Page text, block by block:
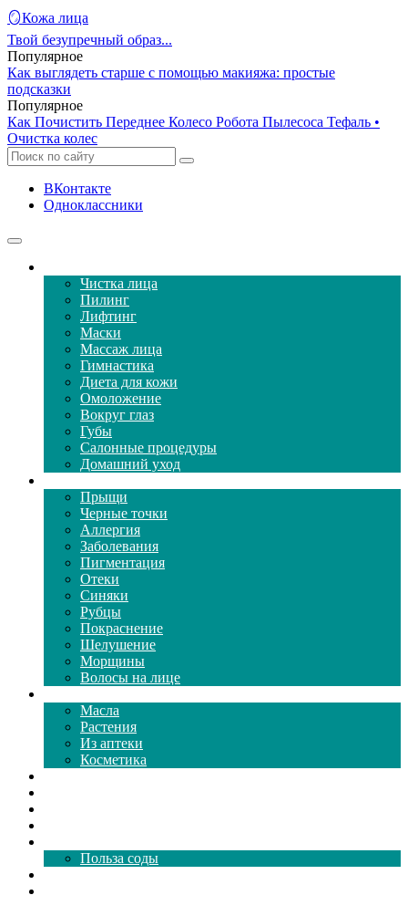
🪞Кожа лица
Твой безупречный образ...
Популярное
Как выглядеть старше с помощью макияжа: простые
подсказки
Популярное
Как Почистить Переднее Колесо Робота Пылесоса Тефаль •
Очистка колес
ВКонтакте
Одноклассники
Чистка лица
Пилинг
Лифтинг
Маски
Массаж лица
Гимнастика
Диета для кожи
Омоложение
Вокруг глаз
Губы
Салонные процедуры
Домашний уход
Прыщи
Черные точки
Аллергия
Заболевания
Пигментация
Отеки
Синяки
Рубцы
Покраснение
Шелушение
Морщины
Волосы на лице
Масла
Растения
Из аптеки
Косметика
Польза соды